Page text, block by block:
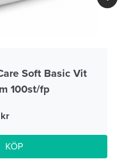
Soft Basic Vit
100st/fp
KÖP